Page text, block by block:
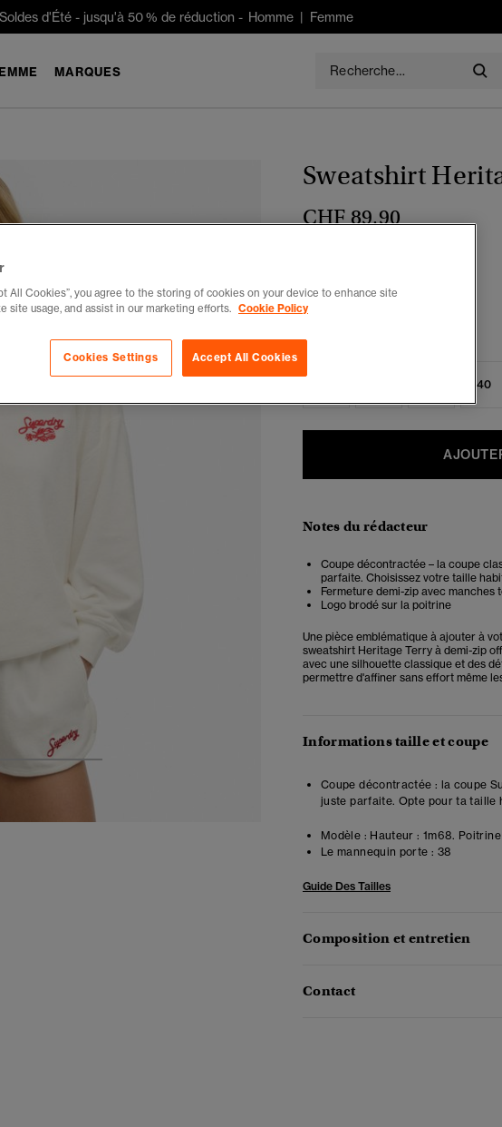
Soldes d'Été -jusqu'à 50 % de réduction - Homme| Femme
MARQUES
5 6 7
Sweatshirt
CHF 89,90
Choisis Taille:
40
Notes du rédacteur
Coupe décontractée – la coupe
parfaite. Choisissez votre taille
Fermeture demi-zip avec
Logo brodé sur la poitrine
Une pièce emblématique à ajouter à
sweatshirt Heritage Terry à demi-zip
avec une silhouette classique et des
permettre d'affiner sans effort même
Informations taille et coupe
Coupe décontractée : la coupe
juste parfaite. Opte pour ta taille
Modèle : Hauteur : 1m68.
Le mannequin porte : 38
Guide Des Tailles
Composition et entretien
Contact
All Cookies”, you agree to the storing of cookies on your device to enhance site
site usage, and assist in our marketing efforts. Cookie Policy
Accept All Cookies
Cookies Settings